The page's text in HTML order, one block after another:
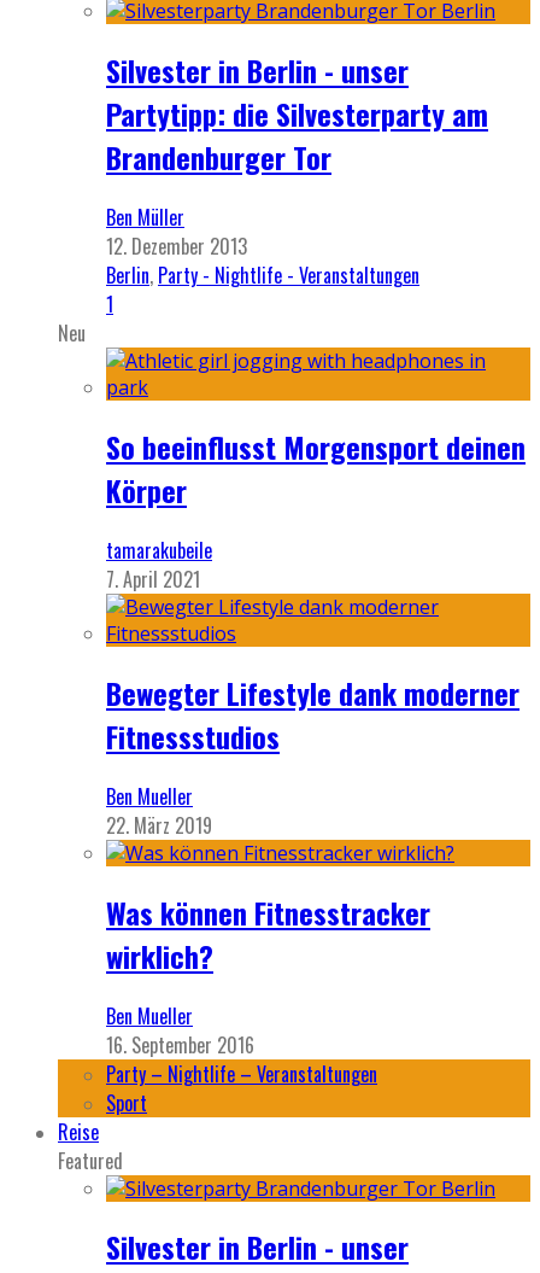
Silvester in Berlin - unser
Partytipp: die Silvesterparty am
Brandenburger Tor
Ben Müller
12. Dezember 2013
Berlin, Party - Nightlife - Veranstaltungen
1
Neu
So beeinflusst Morgensport deinen
Körper
tamarakubeile
7. April 2021
Bewegter Lifestyle dank moderner
Fitnessstudios
Ben Mueller
22. März 2019
Was können Fitnesstracker
wirklich?
Ben Mueller
16. September 2016
Party – Nightlife – Veranstaltungen
Sport
Reise
Featured
Silvester in Berlin - unser